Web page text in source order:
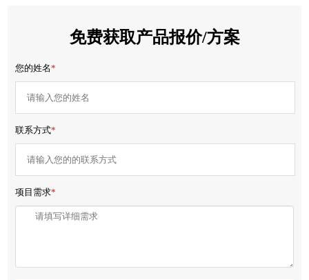
免费获取产品报价/方案
您的姓名*
联系方式*
项目需求*